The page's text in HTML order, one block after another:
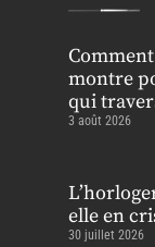
montre
qui
3 août 2026
elle en
30 juillet 2026